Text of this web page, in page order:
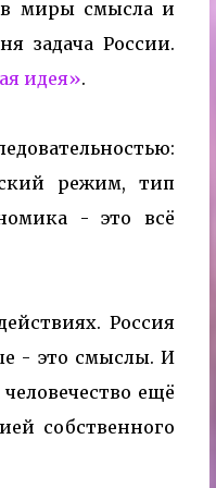
миры смысла и
задача России.
идея».
режим, тип
- это всё
Россия
- это смыслы. И
ещё
собственного